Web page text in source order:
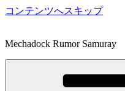
コンテンツへスキップ
Mechadock Rumor Samuray